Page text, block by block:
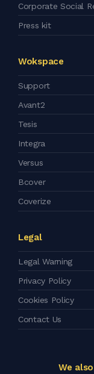
Corporate Social
Press kit
Wokspace
Support
Avant2
Tesis
Integra
Versus
Bcover
Coverize
Legal
Legal Warning
Privacy Policy
Cookies Policy
Contact Us
We